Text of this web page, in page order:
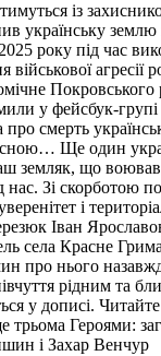
із
українську землю
року під час
агресії
Покровського
у фейсбук-
смерть
Ще один
земляк, що
нас. Зі скорботою
і
Іван
села Красне
про нього
рідним та
у дописі.
трьома Героями:
і Захар Венчур